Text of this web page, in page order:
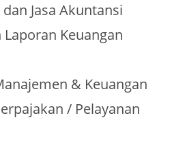
Jasa Akuntansi
Laporan Keuangan
& Keuangan
/ Pelayanan